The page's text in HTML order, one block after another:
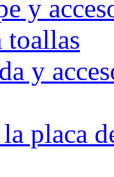
y
toallas
y
placa